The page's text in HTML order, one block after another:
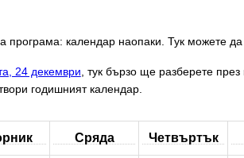
календар наопаки. Тук можете
24 декември , тук бързо ще разберете
годишният календар.
Сряда Четвъртък